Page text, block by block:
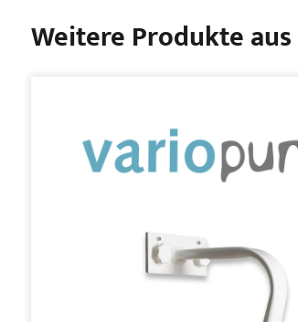
Weitere Produkte